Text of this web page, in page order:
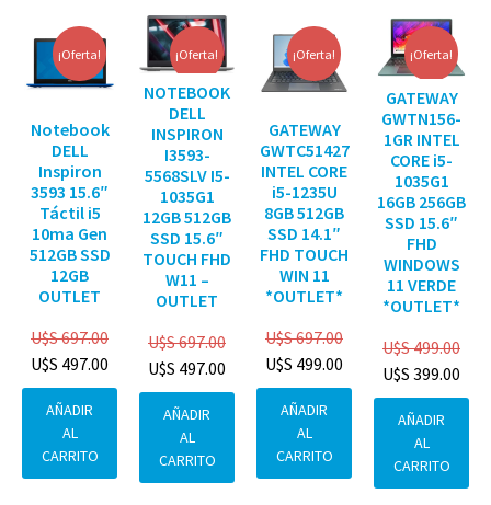
¡Oferta!
Notebook
DELL
Inspiron
3593 15.6″
Táctil i5
10ma Gen
512GB SSD
12GB
OUTLET
U$S697.00
U$S 497.00
AÑADIR
AL
CARRITO
¡Oferta!
NOTEBOOK
DELL
INSPIRON
I3593-
5568SLV I5-
1035G1
12GB 512GB
SSD 15.6″
TOUCH FHD
W11 –
OUTLET
U$S697.00
U$S 497.00
AÑADIR
AL
CARRITO
¡Oferta!
GATEWAY
GWTC51427
INTEL CORE
i5-1235U
8GB 512GB
SSD 14.1″
FHD TOUCH
WIN 11
*OUTLET*
U$S697.00
U$S 499.00
AÑADIR
AL
CARRITO
¡Oferta!
GATEWAY
GWTN156-
1GR INTEL
CORE i5-
1035G1
16GB 256GB
SSD 15.6″
FHD
WINDOWS
11 VERDE
*OUTLET*
U$S499.00
U$S 399.00
AÑADIR
AL
CARRITO